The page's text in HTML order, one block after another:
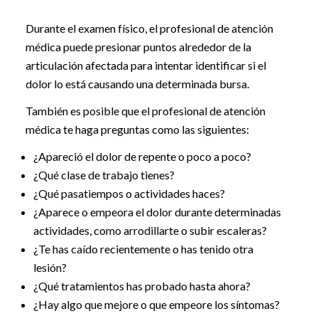
Durante el examen físico, el profesional de atención
médica puede presionar puntos alrededor de la
articulación afectada para intentar identificar si el
dolor lo está causando una determinada bursa.
También es posible que el profesional de atención
médica te haga preguntas como las siguientes:
¿Apareció el dolor de repente o poco a poco?
¿Qué clase de trabajo tienes?
¿Qué pasatiempos o actividades haces?
¿Aparece o empeora el dolor durante determinadas
actividades, como arrodillarte o subir escaleras?
¿Te has caído recientemente o has tenido otra
lesión?
¿Qué tratamientos has probado hasta ahora?
¿Hay algo que mejore o que empeore los síntomas?